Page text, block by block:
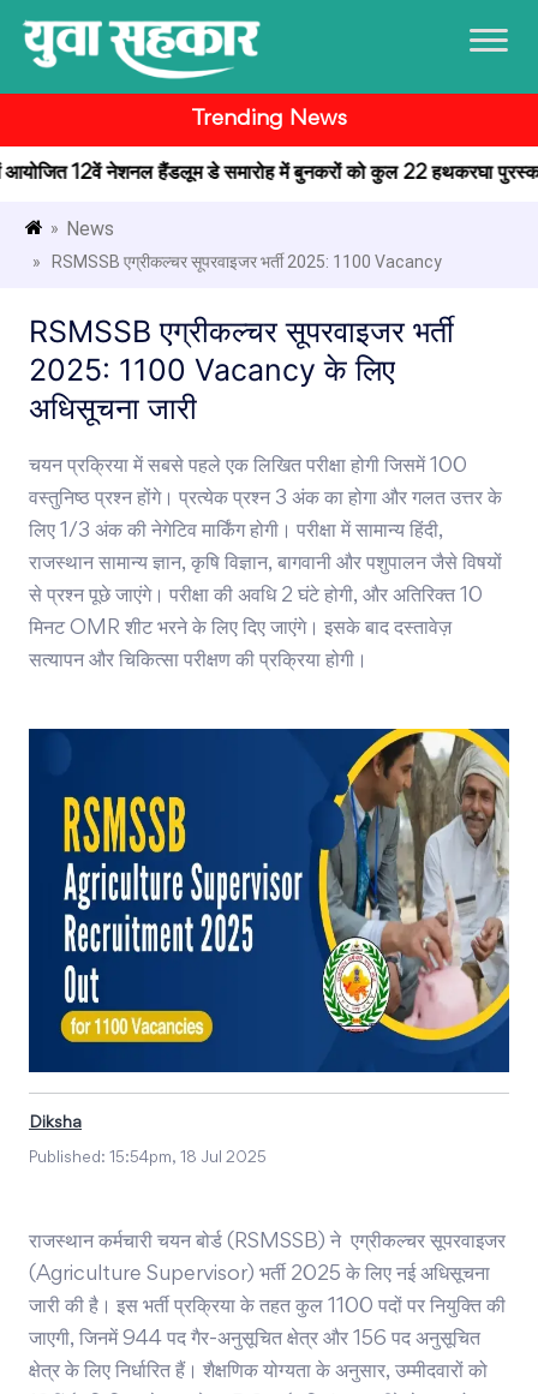
Trending News
12वें नेशनल हैंडलूम डे समारोह में बुनकरों को कुल 22 हथकरघा पुरस्कार
» News
» RSMSSB एग्रीकल्चर सूपरवाइजर भर्ती 2025: 1100 Vacancy
RSMSSB एग्रीकल्चर सूपरवाइजर भर्ती
2025: 1100 Vacancy के लिए
अधिसूचना जारी
चयन प्रक्रिया में सबसे पहले एक लिखित परीक्षा होगी जिसमें 100
वस्तुनिष्ठ प्रश्न होंगे। प्रत्येक प्रश्न 3 अंक का होगा और गलत उत्तर के
लिए 1/3 अंक की नेगेटिव मार्किंग होगी। परीक्षा में सामान्य हिंदी,
राजस्थान सामान्य ज्ञान, कृषि विज्ञान, बागवानी और पशुपालन जैसे विषयों
से प्रश्न पूछे जाएंगे। परीक्षा की अवधि 2 घंटे होगी, और अतिरिक्त 10
मिनट OMR शीट भरने के लिए दिए जाएंगे। इसके बाद दस्तावेज़
सत्यापन और चिकित्सा परीक्षण की प्रक्रिया होगी।
Diksha
Published: 15:54pm, 18 Jul 2025
राजस्थान कर्मचारी चयन बोर्ड (RSMSSB) ने एग्रीकल्चर सूपरवाइजर
(Agriculture Supervisor) भर्ती 2025 के लिए नई अधिसूचना
जारी की है। इस भर्ती प्रक्रिया के तहत कुल 1100 पदों पर नियुक्ति की
जाएगी, जिनमें 944 पद गैर-अनुसूचित क्षेत्र और 156 पद अनुसूचित
क्षेत्र के लिए निर्धारित हैं। शैक्षणिक योग्यता के अनुसार, उम्मीदवारों को